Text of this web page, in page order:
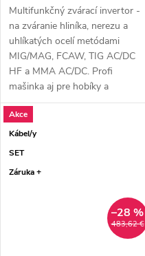
Multifunkčný zvárací invertor -
na zváranie hliníka, nerezu a
uhlíkatých ocelí metódami
MIG/MAG, FCAW, TIG AC/DC
HF a MMA AC/DC. Profi
mašinka aj pre hobíky a
nadšencov. Naozaj...
Akce
Kábel/y
SET
Záruka +
483,62 €
–28 %